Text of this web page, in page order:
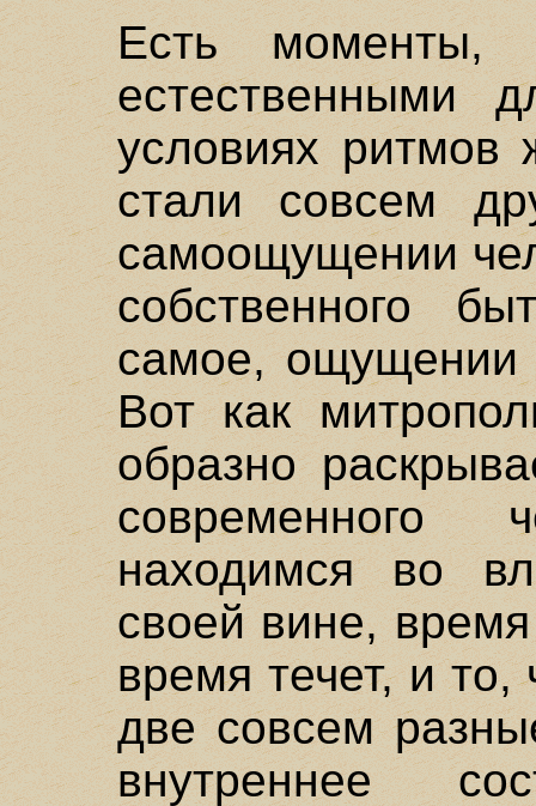
Есть моменты,
естественными
условиях ритмов
стали совсем
самоощущении
собственного
самое, ощущении
Вот как
образно
находимся во
своей вине,
время течет, и
две совсем
внутреннее